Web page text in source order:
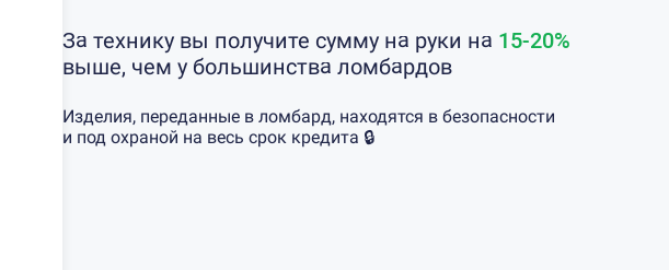
За технику вы получите сумму на руки на 15-20%
выше, чем у большинства ломбардов
Изделия, переданные в ломбард, находятся в безопасности
и под охраной на весь срок кредита 🔒